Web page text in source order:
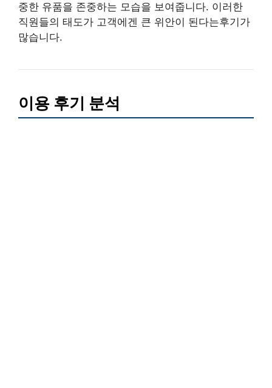
중한 유품을 존중하는 모습을 보여줍니다. 이러한
직원들의 태도가 고객에겐 큰 위안이 된다는후기가
많습니다.
이용 후기 분석